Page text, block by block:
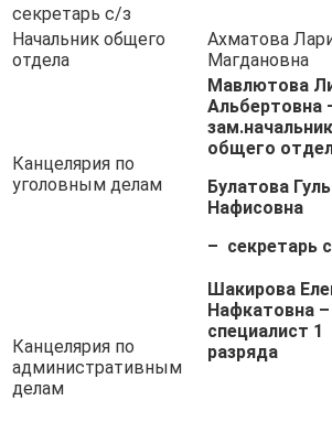
секретарь с/з
Начальник общего
отдела
Ахматова
Магдановна
Канцелярия по
уголовным делам
Мавлютова
Альбертовна
общего
Булатова
Нафисовна
– секретарь
Канцелярия по
административным
делам
Шакирова
Нафкатовна –
специалист 1
разряда